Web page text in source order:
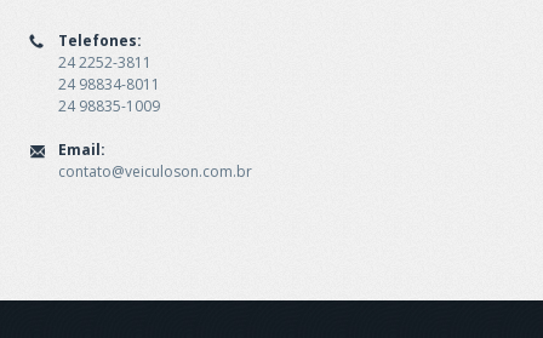
Telefones:
24 2252-3811
24 98834-8011
24 98835-1009
Email:
contato@veiculoson.com.br